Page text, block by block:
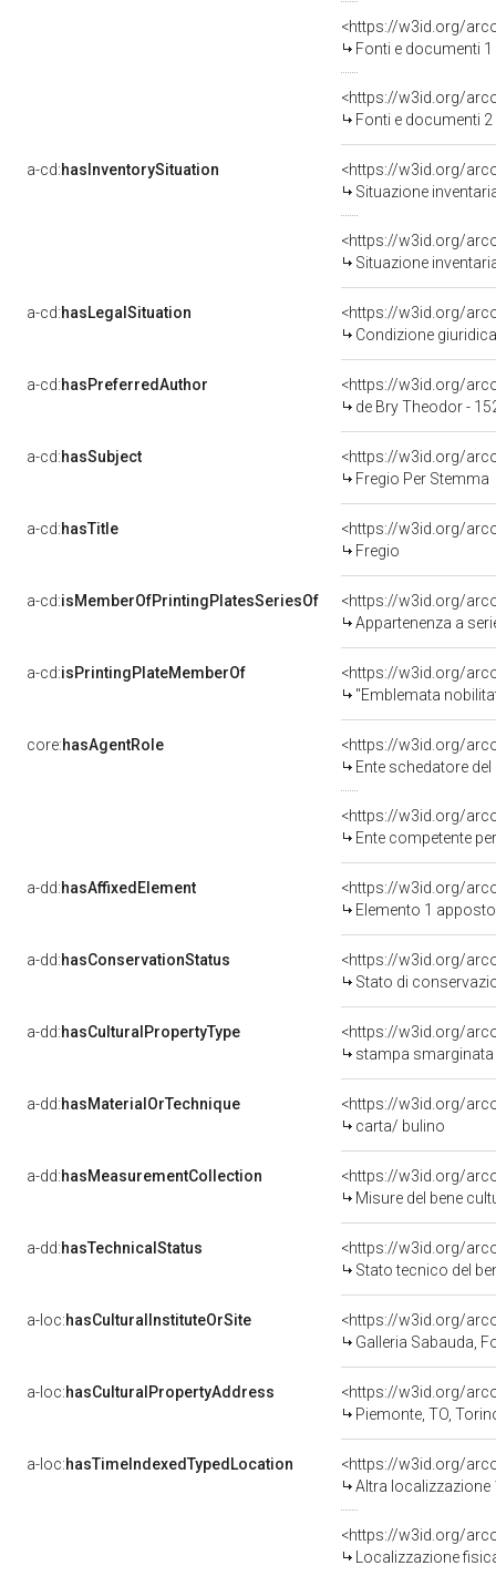
<https://w3id.org/
Fonti e documenti
<https://w3id.org/
Fonti e documenti
a-cd:hasInventorySituation
<https://w3id.org/
Situazione
<https://w3id.org/
Situazione
a-cd:hasLegalSituation
<https://w3id.org/
Condizione
a-cd:hasPreferredAuthor
<https://w3id.org/
de Bry Theodor -
a-cd:hasSubject
<https://w3id.org/
Fregio Per Stemma
a-cd:hasTitle
<https://w3id.org/
Fregio
a-cd:isMemberOfPrintingPlatesSeriesOf
<https://w3id.org/
Appartenenza a
a-cd:isPrintingPlateMemberOf
"Emblemata
core:hasAgentRole
<https://w3id.org/
Ente schedatore del
<https://w3id.org/
Ente competente per tutela
a-dd:hasAffixedElement
<https://w3id.org/
Elemento 1
a-dd:hasConservationStatus
<https://w3id.org/
Stato di
a-dd:hasCulturalPropertyType
<https://w3id.org/
stampa
a-dd:hasMaterialOrTechnique
<https://w3id.org/
carta/ bulino
a-dd:hasMeasurementCollection
<https://w3id.org/
Misure del bene
a-dd:hasTechnicalStatus
<https://w3id.org/
Stato tecnico del
a-loc:hasCulturalInstituteOrSite
<https://w3id.org/
Galleria Sabauda,
a-loc:hasCulturalPropertyAddress
<https://w3id.org/
Piemonte, TO,
a-loc:hasTimeIndexedTypedLocation
<https://w3id.org/
Altra localizzazione
<https://w3id.org/
Localizzazione